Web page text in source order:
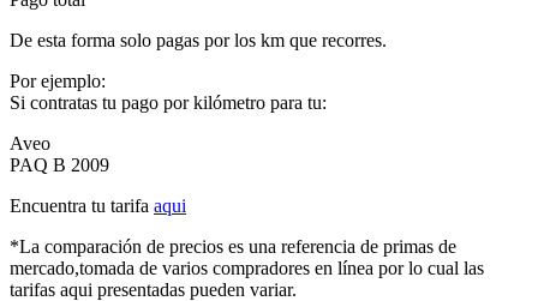
De esta forma solo pagas por los km que recorres.
Por ejemplo:
Si contratas tu pago por kilómetro para tu:
Aveo
PAQ B 2009
Encuentra tu tarifa aqui
*La comparación de precios es una referencia de primas de
mercado,tomada de varios compradores en línea por lo cual las
tarifas aqui presentadas pueden variar.